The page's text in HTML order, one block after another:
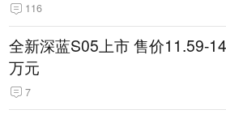
116
全新深蓝S05上市 售价11.59-
万元
7